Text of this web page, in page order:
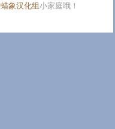
蜡象汉化组小家庭哦！